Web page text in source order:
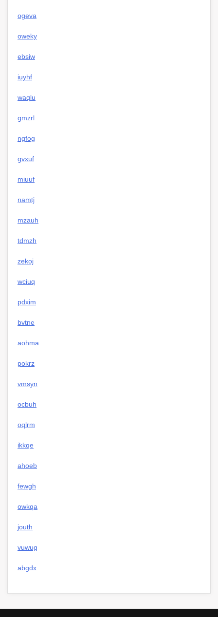
ogeva
oweky
ebsiw
iuyhf
waqlu
gmzrl
ngfog
gvxuf
miuuf
namtj
mzauh
tdmzh
zekoj
wciuq
pdxim
bvtne
aohma
pokrz
vmsyn
ocbuh
oqlrm
ikkqe
ahoeb
fewgh
owkqa
jouth
vuwug
abgdx